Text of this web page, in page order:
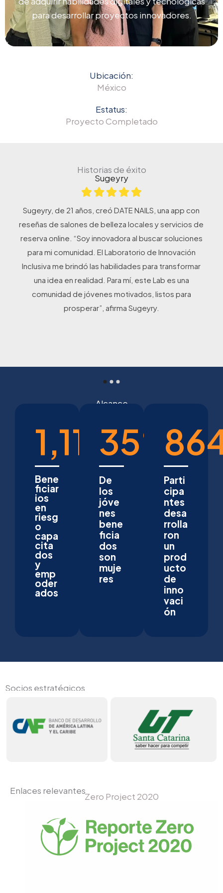
para desarrollar proyectos innovadores.
Ubicación:
México
Estatus:
Proyecto Completado
Historias de éxito
Sugeyry
Sugeyry, de 21 años, creó DATE NAILS, una app con
reseñas de salones de belleza locales y servicios de
reserva online. “Soy innovadora al buscar soluciones
para mi comunidad. El Laboratorio de Innovación
Inclusiva me brindó las habilidades para transformar
una idea en realidad. Para mí, este Lab es una
comunidad de jóvenes motivados, listos para
prosperar”, afirma Sugeyry.
Alcance
1,110
Bene
ficiar
ios
en
riesg
o
capa
cita
dos
y
emp
oder
ados
35%
De
los
jóve
nes
bene
ficia
dos
son
muje
res
Parti
cipa
ntes
desa
rrolla
ron
un
prod
ucto
de
inno
vaci
ón
Socios estratégicos
Enlaces relevantes
Zero Project 2020